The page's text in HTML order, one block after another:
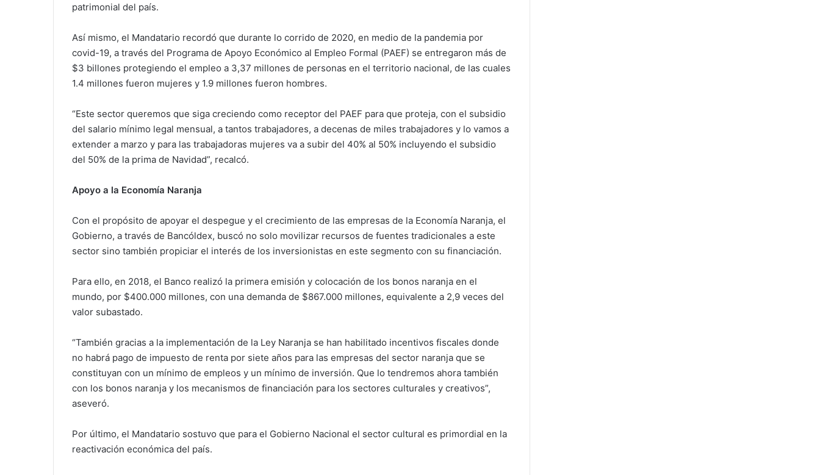
patrimonial del país.
Así mismo, el Mandatario recordó que durante lo corrido de 2020, en medio de la pandemia por
covid-19, a través del Programa de Apoyo Económico al Empleo Formal (PAEF) se entregaron más de
$3 billones protegiendo el empleo a 3,37 millones de personas en el territorio nacional, de las cuales
1.4 millones fueron mujeres y 1.9 millones fueron hombres.
“Este sector queremos que siga creciendo como receptor del PAEF para que proteja, con el subsidio
del salario mínimo legal mensual, a tantos trabajadores, a decenas de miles trabajadores y lo vamos a
extender a marzo y para las trabajadoras mujeres va a subir del 40% al 50% incluyendo el subsidio
del 50% de la prima de Navidad”, recalcó.
Apoyo a la Economía Naranja
Con el propósito de apoyar el despegue y el crecimiento de las empresas de la Economía Naranja, el
Gobierno, a través de Bancóldex, buscó no solo movilizar recursos de fuentes tradicionales a este
sector sino también propiciar el interés de los inversionistas en este segmento con su financiación.
Para ello, en 2018, el Banco realizó la primera emisión y colocación de los bonos naranja en el
mundo, por $400.000 millones, con una demanda de $867.000 millones, equivalente a 2,9 veces del
valor subastado.
“También gracias a la implementación de la Ley Naranja se han habilitado incentivos fiscales donde
no habrá pago de impuesto de renta por siete años para las empresas del sector naranja que se
constituyan con un mínimo de empleos y un mínimo de inversión. Que lo tendremos ahora también
con los bonos naranja y los mecanismos de financiación para los sectores culturales y creativos”,
aseveró.
Por último, el Mandatario sostuvo que para el Gobierno Nacional el sector cultural es primordial en la
reactivación económica del país.